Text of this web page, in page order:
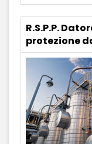
R.S.P.P.
protezione